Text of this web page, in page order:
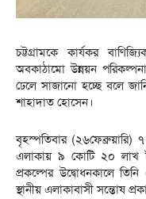
চট্টগ্রামকে কার্যকর
অবকাঠামো উন্নয়ন
ঢেলে সাজানো হচ্ছে বলে
শাহাদাত হোসেন।
বৃহস্পতিবার (২৬ফেব্রুয়ারি)
এলাকায় ৯ কোটি ২০ লাখ
প্রকল্পের উদ্বোধনকালে
স্থানীয় এলাকাবাসী সন্তোষ